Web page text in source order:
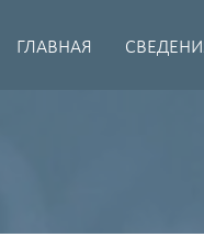
ГЛАВНАЯ